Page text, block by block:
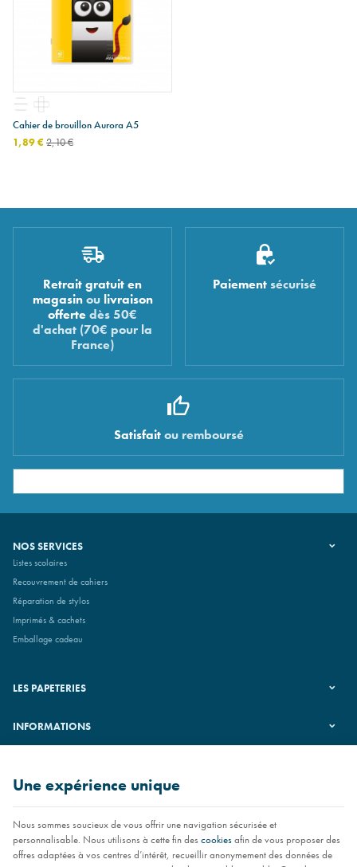
Cahier de brouillon Aurora A5
1,89 €2,10 €
Retrait gratuit en
magasinou livraison
offerte dès 50€
d'achat (70€ pour la
France)
Paiement sécurisé
Satisfaitou remboursé
NOS SERVICES
Listes scolaires
Recouvrement de cahiers
Réparation de stylos
Imprimés & cachets
Emballage cadeau
LES PAPETERIES
INFORMATIONS
Une expérience unique
Nous sommes soucieux de vous offrir une navigation sécurisée et
personnalisable. Nous utilisons à cette fin descookiesafin de vous proposer des
offres adaptées à vos centres d’intérêt, recueillir anonymement des données de